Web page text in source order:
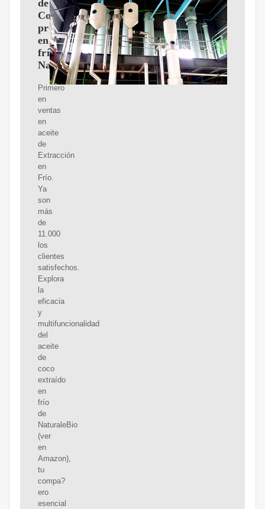
de
Coco
prensado
en
frío
NaturaleBio
Primero
en
ventas
en
aceite
de
Extracción
en
Frío.
Ya
son
más
de
11.000
los
clientes
satisfechos.
Explora
la
eficacia
y
multifuncionalidad
del
aceite
de
coco
extraído
en
frío
de
NaturaleBio
(ver
en
Amazon),
tu
compa?
ero
esencial